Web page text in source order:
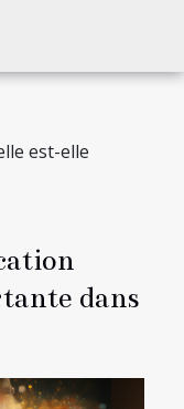
est-elle
dans